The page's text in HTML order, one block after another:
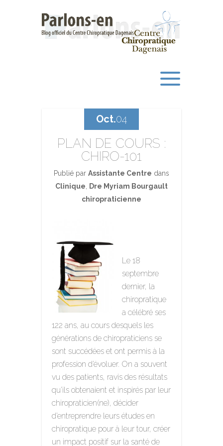
PLAN DE COURS :
CHIRO-101
Publié par Assistante Centre dans
Clinique
Dre Myriam Bourgault
chiropraticienne
Le 18
septembre
dernier, la
chiropratique
a célébré ses
122 ans, au cours desquels les
générations de chiropraticiens se
sont succédées et ont permis à la
profession d’évoluer. On a souvent
vu des patients, ravis des résultats
qu’ils obtenaient et inspirés par leur
chiropraticien(ne), décider
d’entreprendre leurs études en
chiropratique pour à leur tour, créer
un impact positif sur la santé de
Oct.04